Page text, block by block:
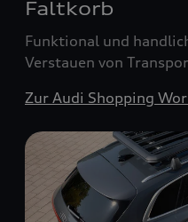
Faltkorb
Funktional und
Verstauen von
Zur Audi Shopping